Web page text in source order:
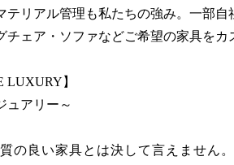
テリアル管理も私たちの強み。一部
チェア・ソファなどご希望の家具を
LUXURY】
ュアリー～
の良い家具とは決して言えません